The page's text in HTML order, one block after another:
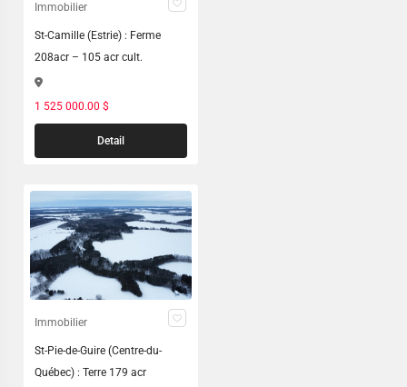
Immobilier
St-Camille (Estrie) : Ferme
208acr – 105 acr cult.
1 525 000.00 $
Detail
Immobilier
St-Pie-de-Guire (Centre-du-
Québec) : Terre 179 acr